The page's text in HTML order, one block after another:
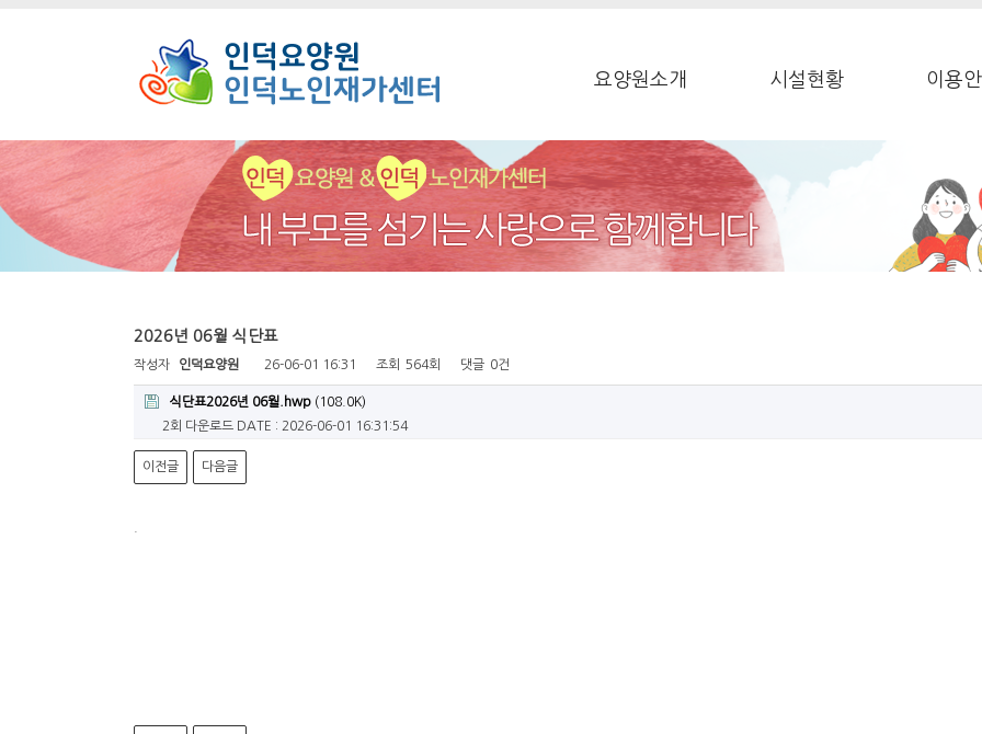
요양원소개 시설현황 이용
2026년 06월 식단표
작성자 인덕요양원 26-06-01 16:31 조회 564회 댓글 0건
식단표2026년 06월.hwp (108.0K)
2회 다운로드 DATE : 2026-06-01 16:31:54
이전글 다음글